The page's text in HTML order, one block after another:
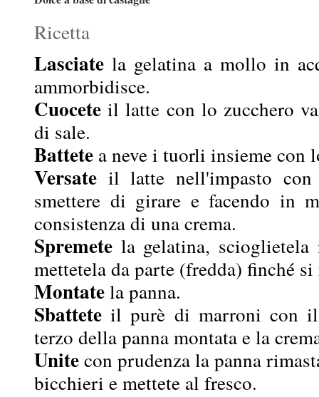
Ricetta
Lasciate la gelatina a mollo in
ammorbidisce.
Cuocete il latte con lo zucchero
di sale.
Battete a neve i tuorli insieme con
Versate il latte nell'impasto
smettere di girare e facendo in
consistenza di una crema.
Spremete la gelatina, scioglietela
mettetela da parte (fredda) finché si
Montatela panna.
Sbattete il purè di marroni con
terzo della panna montata e la
Unitecon prudenza la panna
bicchieri e mettete al fresco.